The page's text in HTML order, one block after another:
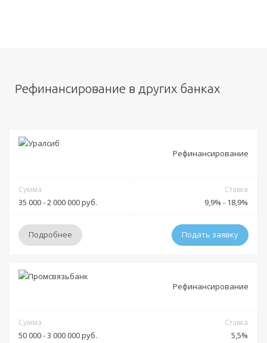
Рефинансирование в других банках
Рефинансирование
Сумма
35 000 - 2 000 000 руб.
Ставка
9,9% - 18,9%
Подробнее Подать заявку
Условия
Получение:
Наличными
Рефинансирование
Сумма
50 000 - 3 000 000 руб.
Ставка
5,5%